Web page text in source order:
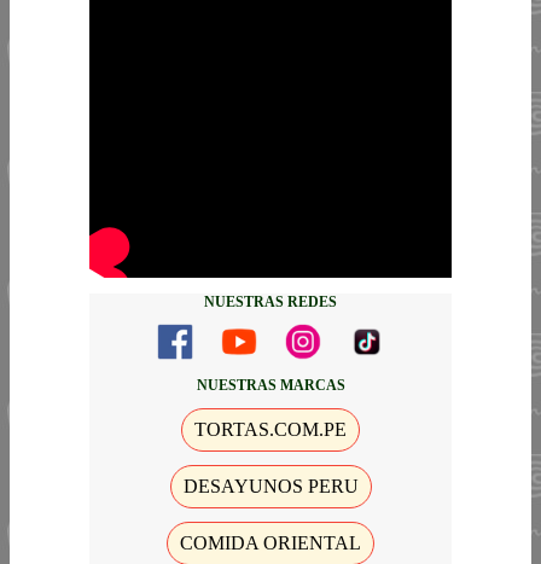
NUESTRAS REDES
NUESTRAS MARCAS
TORTAS.COM.PE
DESAYUNOS PERU
COMIDA ORIENTAL